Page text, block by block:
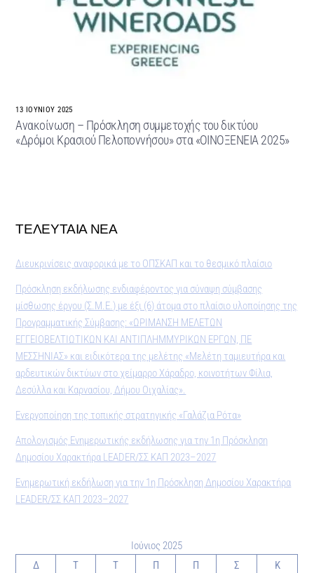
13 ΙΟΥΝΊΟΥ 2025
Ανακοίνωση – Πρόσκληση συμμετοχής του δικτύου
«Δρόμοι Κρασιού Πελοποννήσου» στα «ΟΙΝΟΞΕΝΕΙΑ 2025»
ΤΕΛΕΥΤΑΙΑ ΝΕΑ
Διευκρινίσεις αναφορικά με το ΟΠΣΚΑΠ και το θεσμικό πλαίσιο
Πρόσκληση εκδήλωσης ενδιαφέροντος για σύναψη σύμβασης
μίσθωσης έργου (Σ.Μ.Ε.) με έξι (6) άτομα στο πλαίσιο υλοποίησης της
Προγραμματικής Σύμβασης: «ΩΡΙΜΑΝΣΗ ΜΕΛΕΤΩΝ
ΕΓΓΕΙΟΒΕΛΤΙΩΤΙΚΩΝ ΚΑΙ ΑΝΤΙΠΛΗΜΜΥΡΙΚΩΝ ΕΡΓΩΝ, ΠΕ
ΜΕΣΣΗΝΙΑΣ» και ειδικότερα της μελέτης «Μελέτη ταμιευτήρα και
αρδευτικών δικτύων στο χείμαρρο Χάραδρο, κοινοτήτων Φίλια,
Δεσύλλα και Καρνασίου, Δήμου Οιχαλίας».
Ενεργοποίηση της τοπικής στρατηγικής «Γαλάζια Ρότα»
Απολογισμός Ενημερωτικής εκδήλωσης για την 1η Πρόσκληση
Δημοσίου Χαρακτήρα LEADER/ΣΣ ΚΑΠ 2023–2027
Ενημερωτική εκδήλωση για την 1η Πρόσκληση Δημοσίου Χαρακτήρα
LEADER/ΣΣ ΚΑΠ 2023–2027
Ιούνιος 2025
Δ
Τ Τ Π Π Σ
Κ